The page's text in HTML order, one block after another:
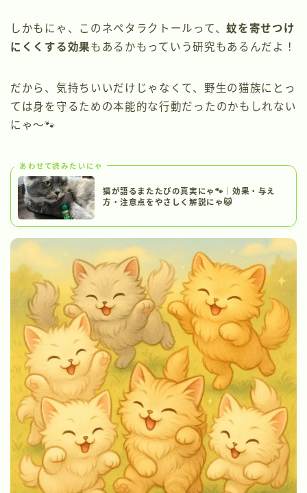
しかもにゃ、このネペタラクトールって、 蚊を寄せつけ
にくくする効果もあるかもっていう研究もあるんだよ！
だから、気持ちいいだけじゃなくて、野生の猫族にとっ
ては身を守るための本能的な行動だったのかもしれない
にゃ〜🐾
あわせて読みたいにゃ
猫が語るまたたびの真実にゃ🐾｜効果・与え
方・注意点をやさしく解説にゃ🐱